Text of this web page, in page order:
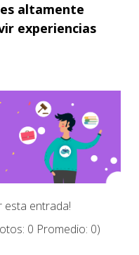
altamente
experiencias
esta entrada!
0 Promedio: 0)